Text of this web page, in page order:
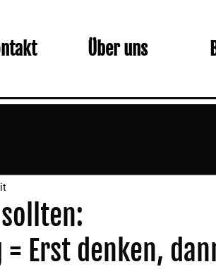
Über uns
Erst denken,